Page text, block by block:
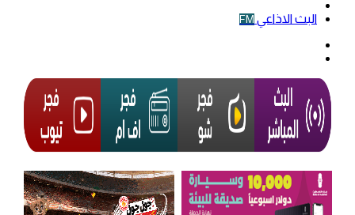
البث الاذاعي FM